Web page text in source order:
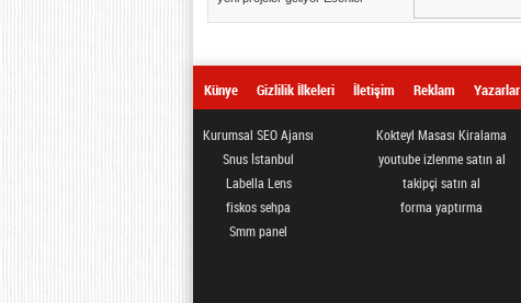
Künye Gizlilik İlkeleri İletişim Reklam Yazarlar
Kurumsal SEO Ajansı
Snus İstanbul
Labella Lens
fiskos sehpa
Smm panel
Kokteyl Masası Kiralama
youtube izlenme satın al
takipçi satın al
forma yaptırma